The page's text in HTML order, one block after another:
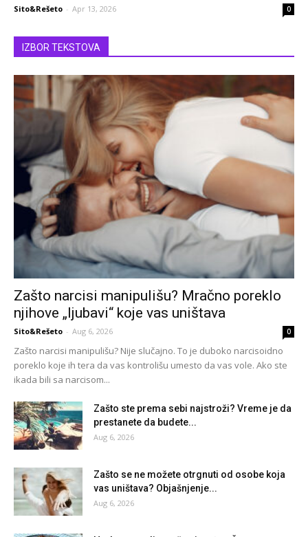
Sito&Rešeto - Apr 13, 2026 0
IZBOR TEKSTOVA
Zašto narcisi manipulišu? Mračno poreklo
njihove „ljubavi“ koje vas uništava
Sito&Rešeto - Aug 6, 2026 0
Zašto narcisi manipulišu? Nije slučajno. To je duboko narcisoidno
poreklo koje ih tera da vas kontrolišu umesto da vas vole. Ako ste
ikada bili sa narcisom...
Zašto ste prema sebi najstroži? Vreme je da
prestanete da budete...
Aug 6, 2026
Zašto se ne možete otrgnuti od osobe koja
vas uništava? Objašnjenje...
Aug 6, 2026